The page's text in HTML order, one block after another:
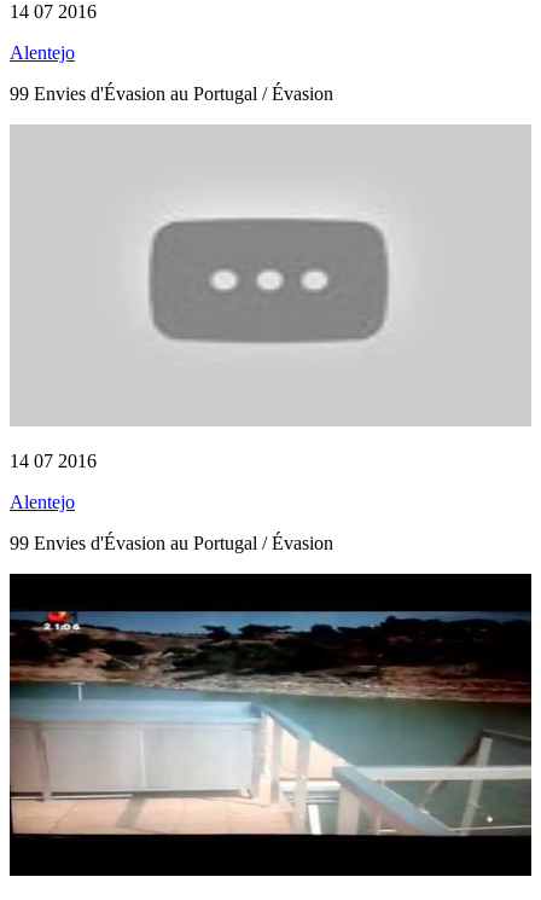
14 07 2016
Alentejo
99 Envies d'Évasion au Portugal / Évasion
14 07 2016
Alentejo
99 Envies d'Évasion au Portugal / Évasion